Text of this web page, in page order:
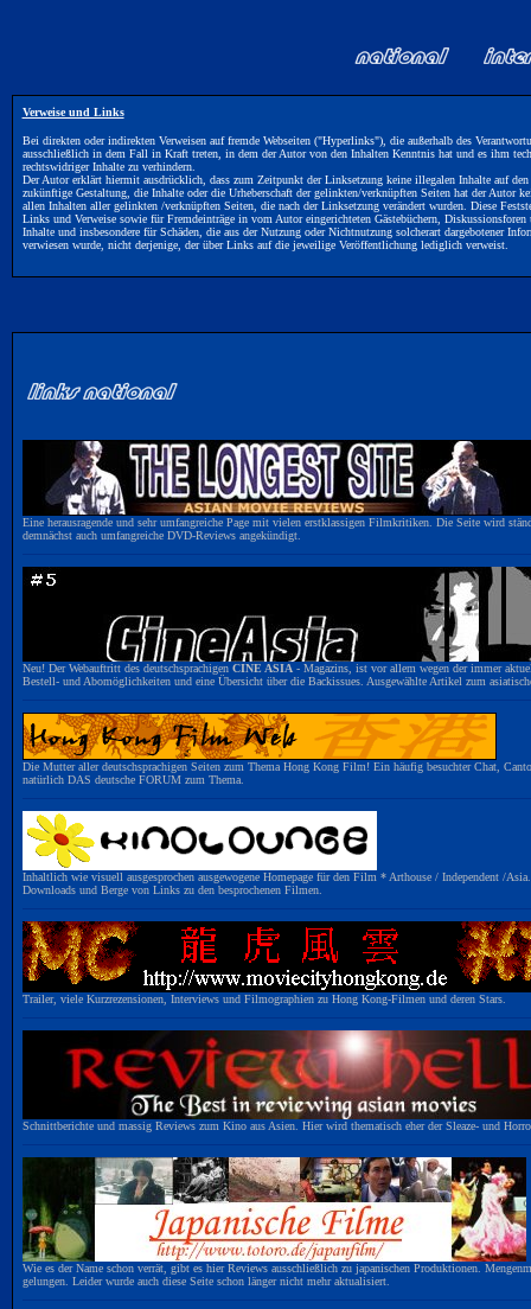
Verweise und Links
Bei direkten oder indirekten Verweisen auf fremde Webseiten ("Hyperlinks"), die außerhalb des
ausschließlich in dem Fall in Kraft treten, in dem der Autor von den Inhalten Kenntnis hat und es ihm
rechtswidriger Inhalte zu verhindern.
Der Autor erklärt hiermit ausdrücklich, dass zum Zeitpunkt der Linksetzung keine illegalen Inhalte auf
zukünftige Gestaltung, die Inhalte oder die Urheberschaft der gelinkten/verknüpften Seiten hat der Autor
allen Inhalten aller gelinkten /verknüpften Seiten, die nach der Linksetzung verändert wurden. Diese
Links und Verweise sowie für Fremdeinträge in vom Autor eingerichteten Gästebüchern,
Inhalte und insbesondere für Schäden, die aus der Nutzung oder Nichtnutzung solcherart dargebotener
verwiesen wurde, nicht derjenige, der über Links auf die jeweilige Veröffentlichung lediglich verweist.
Eine herausragende und sehr umfangreiche Page mit vielen erstklassigen Filmkritiken. Die Seite wird
demnächst auch umfangreiche DVD-Reviews angekündigt.
Neu! Der Webauftritt des deutschsprachigen CINE ASIA- Magazins, ist vor allem wegen der immer
Bestell- und Abomöglichkeiten und eine Übersicht über die Backissues. Ausgewählte Artikel zum
Die Mutter aller deutschsprachigen Seiten zum Thema Hong Kong Film! Ein häufig besuchter Chat,
natürlich DAS deutsche FORUM zum Thema.
Inhaltlich wie visuell ausgesprochen ausgewogene Homepage für den Film * Arthouse / Independent /
Downloads und Berge von Links zu den besprochenen Filmen.
Trailer, viele Kurzrezensionen, Interviews und Filmographien zu Hong Kong-Filmen und deren Stars.
Schnittberichte und massig Reviews zum Kino aus Asien. Hier wird thematisch eher der Sleaze- und
Wie es der Name schon verrät, gibt es hier Reviews ausschließlich zu japanischen Produktionen.
gelungen. Leider wurde auch diese Seite schon länger nicht mehr aktualisiert.